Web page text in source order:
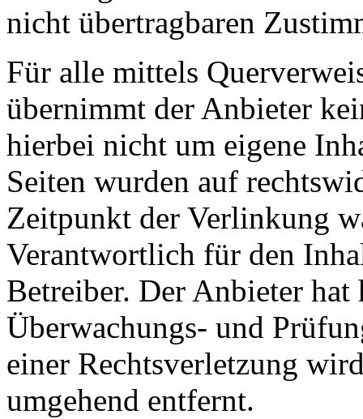
nicht übertragbaren
Für alle mittels
übernimmt der Anbieter
hierbei nicht um eigene
Seiten wurden auf
Zeitpunkt der Verlinkung
Verantwortlich für den
Betreiber. Der Anbieter
Überwachungs- und
einer Rechtsverletzung
umgehend entfernt.